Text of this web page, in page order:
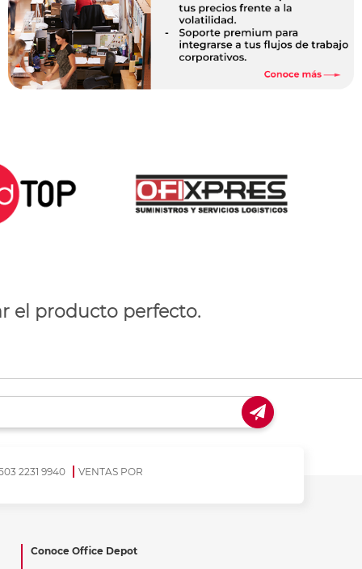
el producto perfecto.
2231 9940 VENTAS POR
Conoce Office Depot